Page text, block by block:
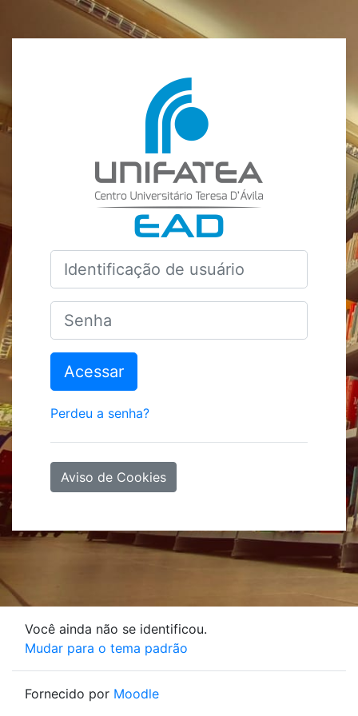
Ir para o conteúdo principal
Acesso a AVA
Identificação de usuário
Senha
Acessar
Perdeu a senha?
Aviso de Cookies
Você ainda não se identificou.
Mudar para o tema padrão
Fornecido por Moodle